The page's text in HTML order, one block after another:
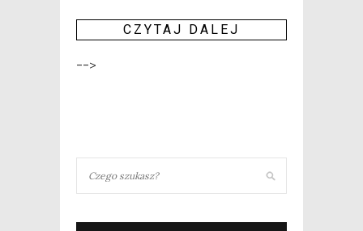
CZY­TAJ DALEJ
-->